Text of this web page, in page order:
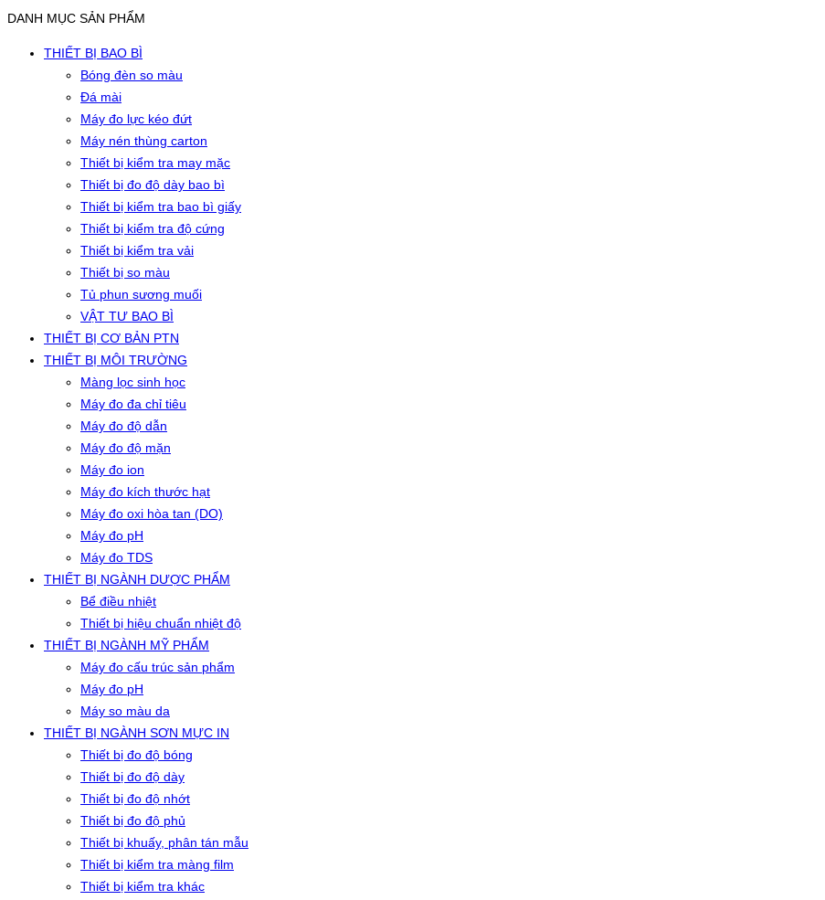
DANH MỤC SẢN PHẨM
THIẾT BỊ BAO BÌ
Bóng đèn so màu
Đá mài
Máy đo lực kéo đứt
Máy nén thùng carton
Thiết bị kiểm tra may mặc
Thiết bị đo độ dày bao bì
Thiết bị kiểm tra bao bì giấy
Thiết bị kiểm tra độ cứng
Thiết bị kiểm tra vải
Thiết bị so màu
Tủ phun sương muối
VẬT TƯ BAO BÌ
THIẾT BỊ CƠ BẢN PTN
THIẾT BỊ MÔI TRƯỜNG
Màng lọc sinh học
Máy đo đa chỉ tiêu
Máy đo độ dẫn
Máy đo độ mặn
Máy đo ion
Máy đo kích thước hạt
Máy đo oxi hòa tan (DO)
Máy đo pH
Máy đo TDS
THIẾT BỊ NGÀNH DƯỢC PHẨM
Bể điều nhiệt
Thiết bị hiệu chuẩn nhiệt độ
THIẾT BỊ NGÀNH MỸ PHẨM
Máy đo cấu trúc sản phẩm
Máy đo pH
Máy so màu da
THIẾT BỊ NGÀNH SƠN MỰC IN
Thiết bị đo độ bóng
Thiết bị đo độ dày
Thiết bị đo độ nhớt
Thiết bị đo độ phủ
Thiết bị khuấy, phân tán mẫu
Thiết bị kiểm tra màng film
Thiết bị kiểm tra khác